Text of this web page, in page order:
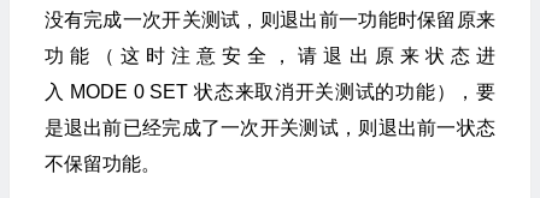
没有完成一次开关测试，则退出前一功能时保留原来
功能（这时注意安全，请退出原来状态进
入 MODE 0 SET 状态来取消开关测试的功能），要
是退出前已经完成了一次开关测试，则退出前一状态
不保留功能。